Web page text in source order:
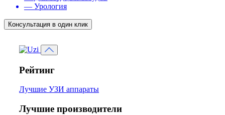
— Урология
Консультация в один клик
Рейтинг
Лучшие УЗИ аппараты
Лучшие производители